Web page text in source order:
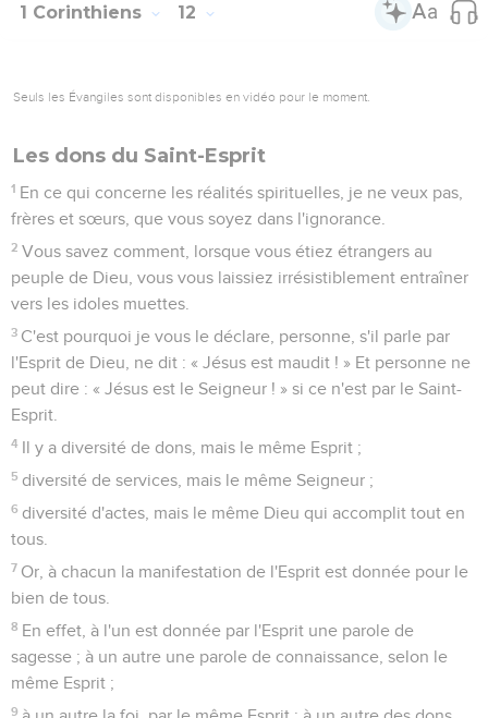
1 Corinthiens 12
Seuls les Évangiles sont disponibles en vidéo pour le moment.
Les dons du Saint-Esprit
1 En ce qui concerne les réalités spirituelles, je ne veux pas,
frères et sœurs, que vous soyez dans l'ignorance.
2 Vous savez comment, lorsque vous étiez étrangers au
peuple de Dieu, vous vous laissiez irrésistiblement entraîner
vers les idoles muettes.
3 C'est pourquoi je vous le déclare, personne, s'il parle par
l'Esprit de Dieu, ne dit : « Jésus est maudit ! » Et personne ne
peut dire : « Jésus est le Seigneur ! » si ce n'est par le Saint-
Esprit.
4 Il y a diversité de dons, mais le même Esprit ;
5 diversité de services, mais le même Seigneur ;
6 diversité d'actes, mais le même Dieu qui accomplit tout en
tous.
7 Or, à chacun la manifestation de l'Esprit est donnée pour le
bien de tous.
8 En effet, à l'un est donnée par l'Esprit une parole de
sagesse ; à un autre une parole de connaissance, selon le
même Esprit ;
9